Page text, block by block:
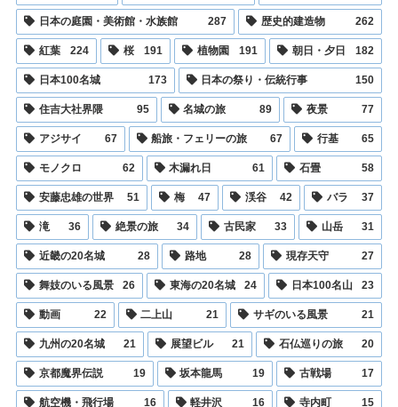
日本の庭園・美術館・水族館 287 歴史的建造物 262
紅葉 224 桜 191 植物園 191 朝日・夕日 182
日本100名城 173 日本の祭り・伝統行事 150
住吉大社界隈 95 名城の旅 89 夜景 77
アジサイ 67 船旅・フェリーの旅 67 行基 65
モノクロ 62 木漏れ日 61 石畳 58
安藤忠雄の世界 51 梅 47 渓谷 42 バラ 37
滝 36 絶景の旅 34 古民家 33 山岳 31
近畿の20名城 28 路地 28 現存天守 27
舞妓のいる風景 26 東海の20名城 24 日本100名山 23
動画 22 二上山 21 サギのいる風景 21
九州の20名城 21 展望ビル 21 石仏巡りの旅 20
京都魔界伝説 19 坂本龍馬 19 古戦場 17
航空機・飛行場 16 軽井沢 16 寺内町 15